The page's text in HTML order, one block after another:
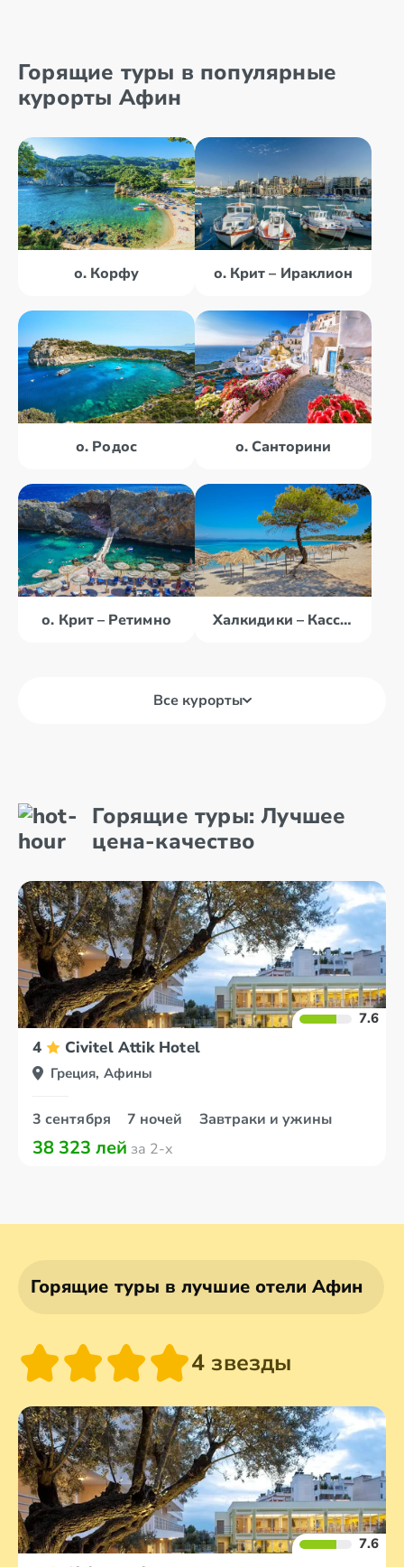
Горящие туры в популярные
курорты Афин
о. Корфу о. Крит – Ираклион
о. Родос о. Санторини
о. Крит – Ретимно Халкидики – Кассандра
Все курорты
Афины о. Корфу
Горящие туры: Лучшее
цена-качество
7.6
4 Civitel Attik Hotel
Греция, Афины
3 сентября 7 ночей Завтраки и ужины
38 323 лей за 2-х
Горящие туры в лучшие отели Афин
4 звезды
7.6